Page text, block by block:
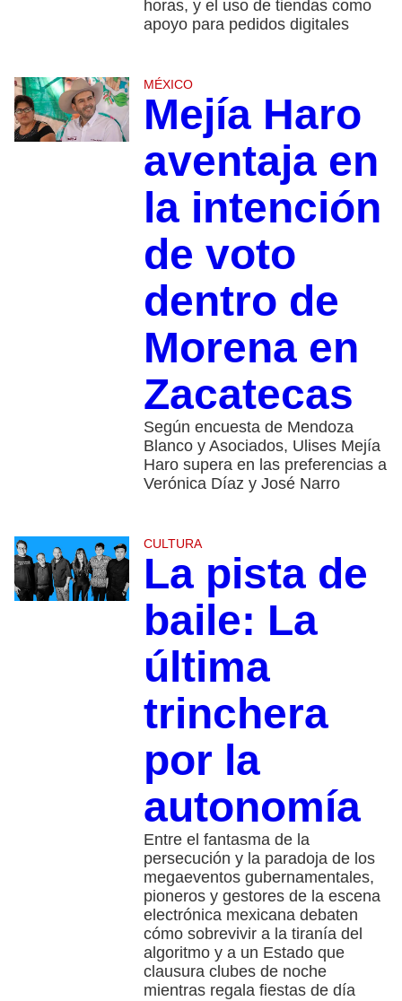
horas, y el uso de tiendas como
apoyo para pedidos digitales
MÉXICO
Mejía Haro
aventaja en
la intención
de voto
dentro de
Morena en
Zacatecas
Según encuesta de Mendoza
Blanco y Asociados, Ulises Mejía
Haro supera en las preferencias a
Verónica Díaz y José Narro
CULTURA
La pista de
baile: La
última
trinchera
por la
autonomía
Entre el fantasma de la
persecución y la paradoja de los
megaeventos gubernamentales,
pioneros y gestores de la escena
electrónica mexicana debaten
cómo sobrevivir a la tiranía del
algoritmo y a un Estado que
clausura clubes de noche
mientras regala fiestas de día